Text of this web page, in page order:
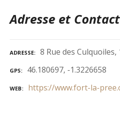
Adresse et Contact
ADRESSE 8 Rue des Culquoiles,
GPS 46.180697, -1.3226658
WEB https://www.fort-la-